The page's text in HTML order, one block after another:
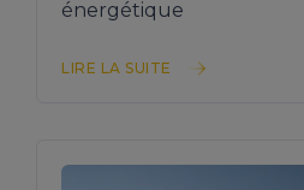
énergétique
LIRE LA SUITE